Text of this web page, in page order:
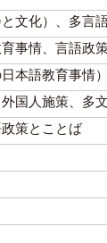
文化）、多言
事情、言語政
本語教育事情
国人施策、多
策とことば